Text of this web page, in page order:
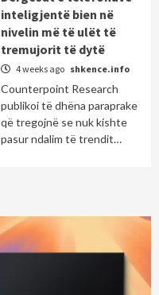
inteligjentë bien në
nivelin më të ulët të
tremujorit të dytë
4 weeks ago shkence.info
Counterpoint Research
publikoi të dhëna paraprake
që tregojnë se nuk kishte
pasur ndalim të trendit…